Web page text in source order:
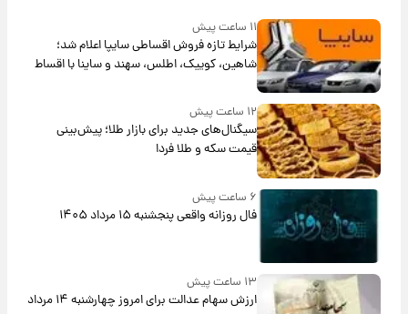
۱۱ ساعت پیش
شرایط تازه فروش اقساطی سایپا اعلام شد؛
شاهین، کوییک، اطلس، سهند و ساینا با اقساط
بلندمدت + جدول
۱۲ ساعت پیش
سیگنال‌های جدید برای بازار طلا؛ پیش‌بینی
قیمت سکه و طلا فردا
۶ ساعت پیش
فال روزانه واقعی پنجشنبه ۱۵ مرداد ۱۴۰۵
۱۳ ساعت پیش
ارزش سهام عدالت برای امروز چهارشنبه ۱۴ مرداد